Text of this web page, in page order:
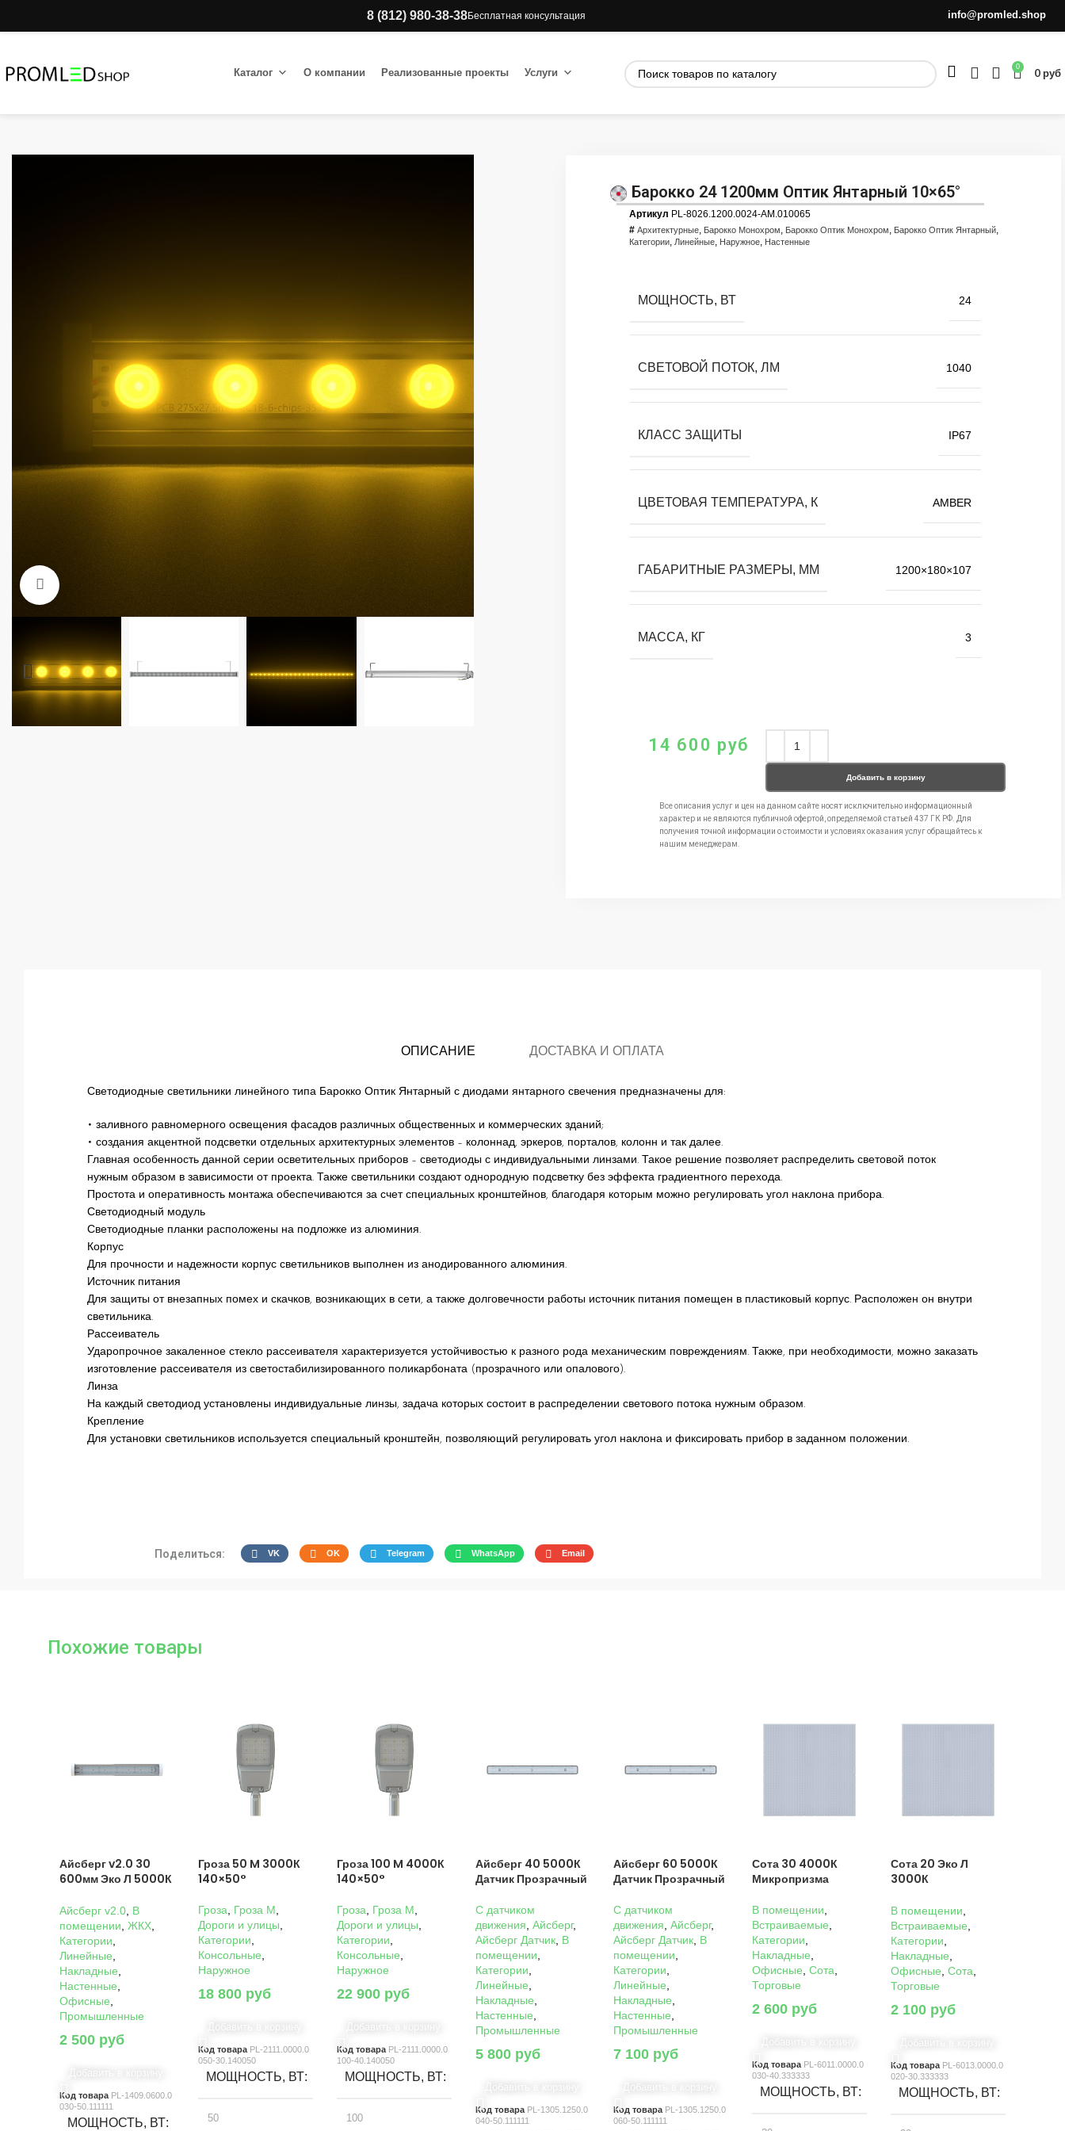
8 (812) 980-38-38Бесплатная консультация info@promled.shop
Каталог О компании Реализованные проекты Услуги 0 0руб
Барокко 24 1200мм Оптик Янтарный 10×65°
Артикул PL-8026.1200.0024-AM.010065
# Архитектурные Барокко Монохром Барокко Оптик Монохром Барокко Оптик Янтарный
Категории Линейные Наружное Настенные
МОЩНОСТЬ, ВТ 24
СВЕТОВОЙ ПОТОК, ЛМ 1040
КЛАСС ЗАЩИТЫ IP67
ЦВЕТОВАЯ ТЕМПЕРАТУРА, К AMBER
ГАБАРИТНЫЕ РАЗМЕРЫ, ММ 1200×180×107
МАССА, КГ 3
14 600 руб
Добавить в корзину
Все описания услуг и цен на данном сайте носят исключительно информационный
характер и не являются публичной офертой, определяемой статьей 437 ГК РФ. Для
получения точной информации о стоимости и условиях оказания услуг обращайтесь к
нашим менеджерам.
ОПИСАНИЕ ДОСТАВКА И ОПЛАТА
Светодиодные светильники линейного типа Барокко Оптик Янтарный с диодами янтарного свечения предназначены для:
• заливного равномерного освещения фасадов различных общественных и коммерческих зданий;
• создания акцентной подсветки отдельных архитектурных элементов – колоннад, эркеров, порталов, колонн и так далее.
Главная особенность данной серии осветительных приборов – светодиоды с индивидуальными линзами. Такое решение позволяет распределить световой поток
нужным образом в зависимости от проекта. Также светильники создают однородную подсветку без эффекта градиентного перехода.
Простота и оперативность монтажа обеспечиваются за счет специальных кронштейнов, благодаря которым можно регулировать угол наклона прибора.
Светодиодный модуль
Светодиодные планки расположены на подложке из алюминия.
Корпус
Для прочности и надежности корпус светильников выполнен из анодированного алюминия.
Источник питания
Для защиты от внезапных помех и скачков, возникающих в сети, а также долговечности работы источник питания помещен в пластиковый корпус. Расположен он внутри
светильника.
Рассеиватель
Ударопрочное закаленное стекло рассеивателя характеризуется устойчивостью к разного рода механическим повреждениям. Также, при необходимости, можно заказать
изготовление рассеивателя из светостабилизированного поликарбоната (прозрачного или опалового).
Линза
На каждый светодиод установлены индивидуальные линзы, задача которых состоит в распределении светового потока нужным образом.
Крепление
Для установки светильников используется специальный кронштейн, позволяющий регулировать угол наклона и фиксировать прибор в заданном положении.
Поделиться: VK OK Telegram WhatsApp Email
Похожие товары
Айсберг v2.0 30
600мм Эко Л 5000К
Айсберг v2.0 В
помещении ЖКХ
Категории
Линейные
Накладные
Настенные
Офисные
Промышленные
2 500 руб
Код товара PL-1409.0600.0
030-50.111111
МОЩНОСТЬ, ВТ
Гроза 50 M 3000К
140×50°
Гроза Гроза M
Дороги и улицы
Категории
Консольные
Наружное
18 800 руб
Код товара PL-2111.0000.0
050-30.140050
МОЩНОСТЬ, ВТ
50
Гроза 100 M 4000К
140×50°
Гроза Гроза M
Дороги и улицы
Категории
Консольные
Наружное
22 900 руб
Код товара PL-2111.0000.0
100-40.140050
МОЩНОСТЬ, ВТ
100
Айсберг 40 5000К
Датчик Прозрачный
C датчиком
движения Айсберг,
Айсберг Датчик, В
помещении
Категории
Линейные
Накладные
Настенные
Промышленные
5 800 руб
Код товара PL-1305.1250.0
040-50.111111
Айсберг 60 5000К
Датчик Прозрачный
C датчиком
движения ,Айсберг,
Айсберг Датчик В
помещении
Категории
Линейные
Накладные
Настенные
Промышленные
7 100 руб
Код товара PL-1305.1250.0
060-50.111111
Сота 30 4000К
Микропризма
В помещении
Встраиваемые
Категории
Накладные
Офисные ,Сота
Торговые
2 600 руб
Код товара PL-6011.0000.0
030-40.333333
МОЩНОСТЬ, ВТ
Сота 20 Эко Л
3000К
В помещении
Встраиваемые
Категории
Накладные
Офисные ,Сота
Торговые
2 100 руб
Код товара PL-6013.0000.0
020-30.333333
МОЩНОСТЬ, ВТ